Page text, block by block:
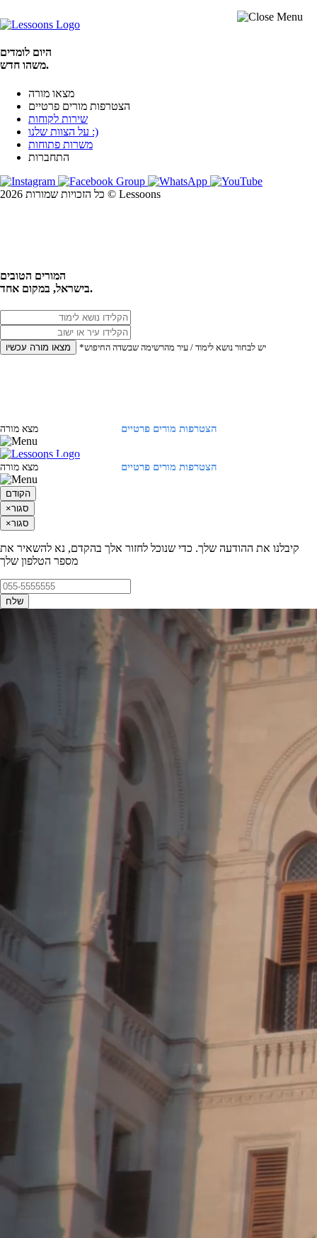
היום לומדים
משהו חדש.
מצאו מורה
הצטרפות מורים פרטיים
שירות לקוחות
על הצוות שלנו :)
משרות פתוחות
התחברות
כל הזכויות שמורות 2026 © Lessoons
המורים הטובים
בישראל, במקום אחד.
מצאו מורה עכשיו *יש לבחור נושא לימוד / עיר מהרשימה שבשדה החיפוש
הצטרפות מורים פרטיים מצא מורה
הצטרפות מורים פרטיים מצא מורה
הקודם
×סגור
×סגור
קיבלנו את ההודעה שלך. כדי שנוכל לחזור אלך בהקדם, נא להשאיר את
מספר הטלפון שלך
שלח